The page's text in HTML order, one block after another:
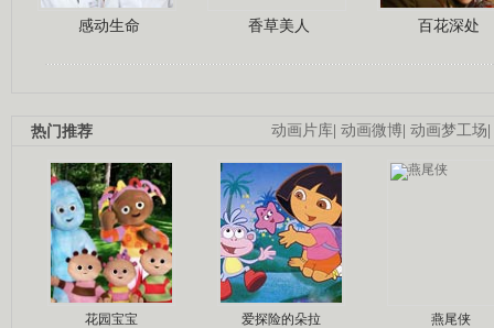
感动生命 香草美人 百花深处
动画片库 动画微博 动画梦工场
热门推荐
花园宝宝 爱探险的朵拉 燕尾侠